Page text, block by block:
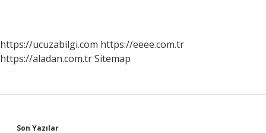
https://ucuzabilgi.com https://eeee.com.tr
https://aladan.com.trSitemap
Son Yazılar